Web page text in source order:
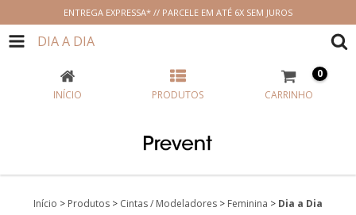
ENTREGA EXPRESSA* // PARCELE EM ATÉ 6X SEM JUROS
DIA A DIA
INÍCIO PRODUTOS CARRINHO
0
Início > Produtos > Cintas / Modeladores > Feminina > Dia a Dia